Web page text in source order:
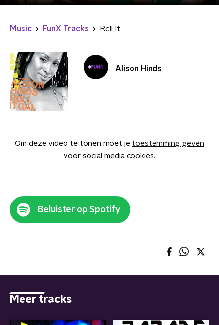
Music FunX Tracks Roll It
Alison Hinds
Om deze video te tonen moet je toestemming geven
voor social media cookies.
Beluister op Spotify
Meer tracks